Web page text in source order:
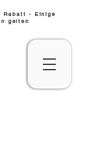
Rabatt - Einige
gelten